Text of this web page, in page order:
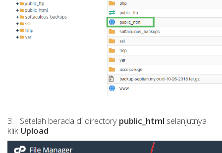
3. Setelah berada di directory public_html selanjutnya
klik Upload